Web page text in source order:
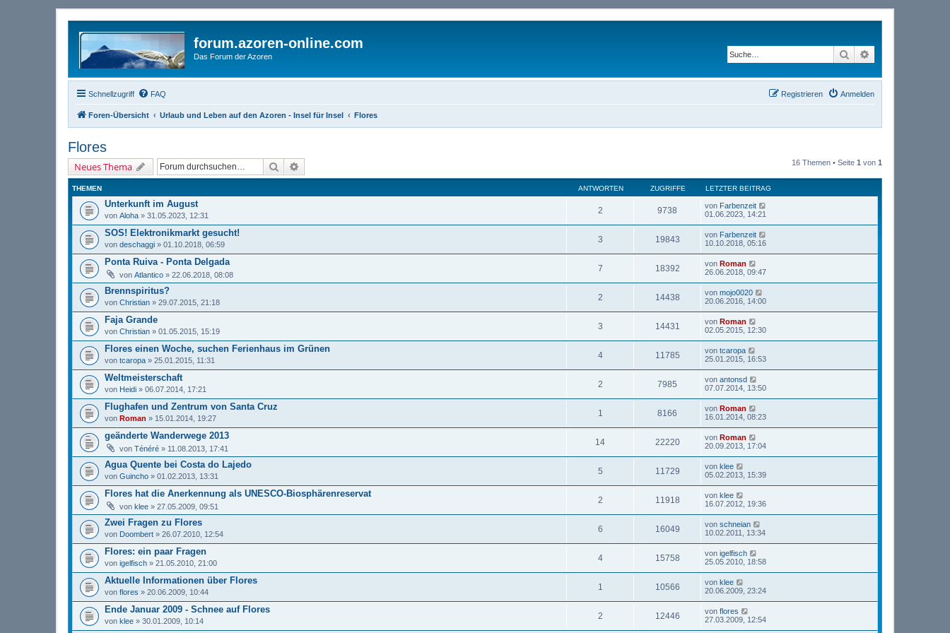
forum.azoren-online.com
Das Forum der Azoren Suche
Schnellzugriff FAQ Anmelden
Registrieren
Foren-Übersicht Urlaub und Leben auf den Azoren - Insel für Insel Flores
Flores
Neues Thema Suche 16 Themen • Seite 1 von 1
THEMEN ANTWORTEN ZUGRIFFE LETZTER BEITRAG
Unterkunft im August
von Aloha » 31.05.2023, 12:31
2 9738 von Farbenzeit
01.06.2023, 14:21
SOS! Elektronikmarkt gesucht!
von deschaggi » 01.10.2018, 06:59
3 19843 von Farbenzeit
10.10.2018, 05:16
Ponta Ruiva - Ponta Delgada
von Atlantico » 22.06.2018, 08:08
7 18392 von Roman
26.06.2018, 09:47
Brennspiritus?
von Christian » 29.07.2015, 21:18
2 14438 von mojo0020
20.06.2016, 14:00
Faja Grande
von Christian » 01.05.2015, 15:19
3 14431 von Roman
02.05.2015, 12:30
Flores einen Woche, suchen Ferienhaus im Grünen
von tcaropa » 25.01.2015, 11:31
4 11785 von tcaropa
25.01.2015, 16:53
Weltmeisterschaft
von Heidi » 06.07.2014, 17:21
2 7985 von antonsd
07.07.2014, 13:50
Flughafen und Zentrum von Santa Cruz
von Roman » 15.01.2014, 19:27
1 8166 von Roman
16.01.2014, 08:23
geänderte Wanderwege 2013
von Ténéré » 11.08.2013, 17:41
14 22220 von Roman
20.09.2013, 17:04
Agua Quente bei Costa do Lajedo
von Guincho » 01.02.2013, 13:31
5 11729 von klee
05.02.2013, 15:39
Flores hat die Anerkennung als UNESCO-Biosphärenreservat
von klee » 27.05.2009, 09:51
2 11918 von klee
16.07.2012, 19:36
Zwei Fragen zu Flores
von Doombert » 26.07.2010, 12:54
6 16049 von schneian
10.02.2011, 13:34
Flores: ein paar Fragen
von igelfisch » 21.05.2010, 21:00
4 15758 von igelfisch
25.05.2010, 18:58
Aktuelle Informationen über Flores
von flores » 20.06.2009, 10:44
1 10566 von klee
20.06.2009, 23:24
Ende Januar 2009 - Schnee auf Flores
von klee » 30.01.2009, 10:14
2 12446 von flores
27.03.2009, 12:54